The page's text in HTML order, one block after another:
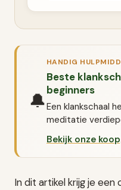
🔔
HANDIG
Beste
beginners
Een klankschaal
meditatie
Bekijk onze
In dit artikel krijg je